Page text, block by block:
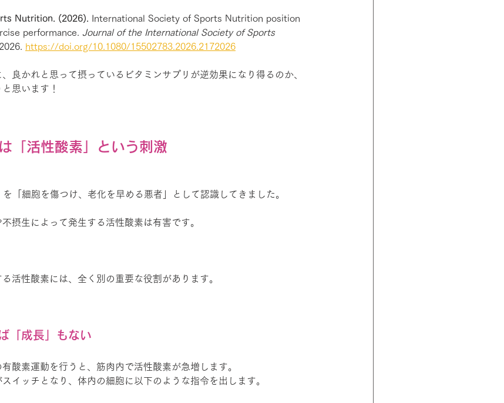
Nutrition. (2026).
International Society of Sports Nutrition position
performance. Journal of the International Society of Sports
https://doi.org/10.1080/15502783.2026.2172026
良かれと思って摂っているビタミンサプリが逆効果になり得るのか、
思います！
「活性酸素」という刺激
「細胞を傷つけ、老化を早める悪者」として認識してきました。
摂生によって発生する活性酸素は有害です。
活性酸素には、全く別の重要な役割があります。
「成長」もない
酸素運動を行うと、筋肉内で活性酸素が急増します。
イッチとなり、体内の細胞に以下のような指令を出します。